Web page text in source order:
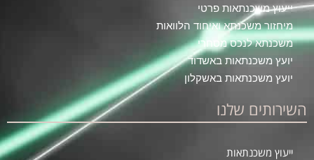
ייעוץ משכנתאות פרטי
מיחזור משכנתא ואיחוד הלוואות
משכנתא לנכס מסחרי
יועץ משכנתאות באשדוד
יועץ משכנתאות באשקלון
השירותים שלנו
ייעוץ משכנתאות